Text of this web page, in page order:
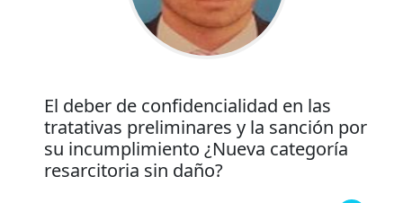
El deber de confidencialidad en las
tratativas preliminares y la sanción por
su incumplimiento ¿Nueva categoría
resarcitoria sin daño?